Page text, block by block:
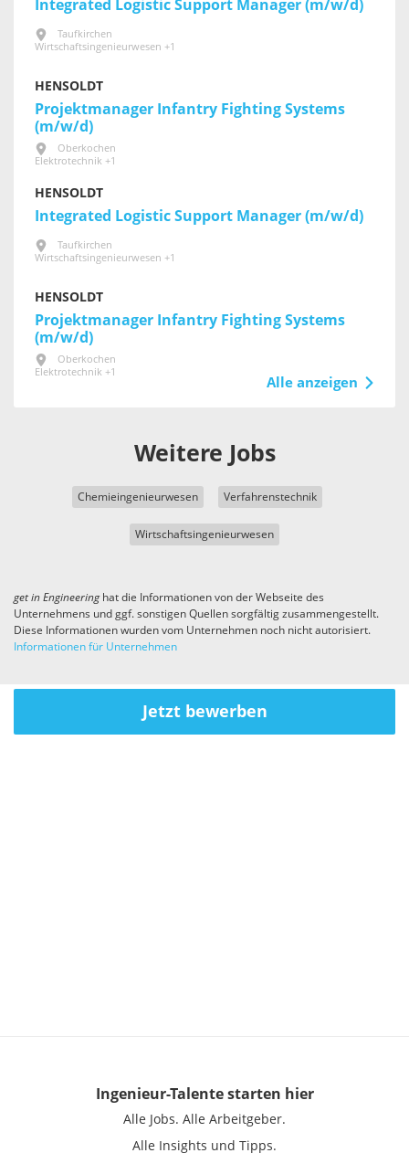
Integrated Logistic Support Manager (m/w/d)
Taufkirchen
Wirtschaftsingenieurwesen +1
HENSOLDT
Projektmanager Infantry Fighting Systems
(m/w/d)
Oberkochen
Elektrotechnik +1
HENSOLDT
Integrated Logistic Support Manager (m/w/d)
Taufkirchen
Wirtschaftsingenieurwesen +1
HENSOLDT
Projektmanager Infantry Fighting Systems
(m/w/d)
Oberkochen
Elektrotechnik +1
Alle anzeigen
Weitere Jobs
Chemieingenieurwesen Verfahrenstechnik
Wirtschaftsingenieurwesen
get in Engineeringhat die Informationen von der Webseite des
Unternehmens und ggf. sonstigen Quellen sorgfältig zusammengestellt.
Diese Informationen wurden vom Unternehmen noch nicht autorisiert.
Informationen für Unternehmen
Jetzt bewerben
Ingenieur-Talentestarten hier
Alle Jobs. Alle Arbeitgeber.
Alle Insights und Tipps.